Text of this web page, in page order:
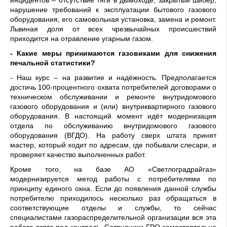
нарушение требований к эксплуатации бытового газового
оборудования, его самовольная установка, замена и ремонт.
Львиная доля от всех чрезвычайных происшествий
приходится на отравление угарным газом.
- Какие меры принимаются газовиками для снижения
печальной статистики?
- Наш курс – на развитие и надёжность. Предполагается
достичь 100-процентного охвата потребителей договорами о
техническом обслуживании и ремонте внутридомового
газового оборудования и (или) внутриквартирного газового
оборудования. В настоящий момент идёт модернизация
отдела по обслуживанию внутридомового газового
оборудования (ВГДО). На работу сверх штата принят
мастер, который ходит по адресам, где побывали слесари, и
проверяет качество выполненных работ.
Кроме того, на базе АО «Светлоградрайгаз»
модернизируется метод работы с потребителями по
принципу единого окна. Если до появления данной службы
потребителю приходилось несколько раз обращаться в
соответствующие отделы и службы, то сейчас
специалистами газораспределительной организации вся эта